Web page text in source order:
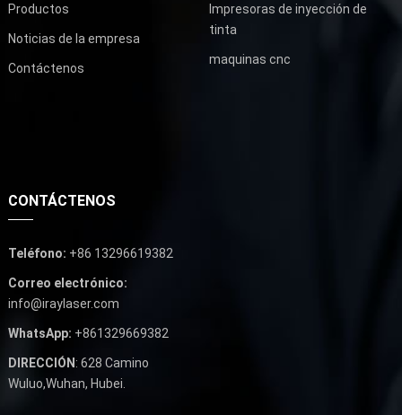
Productos
Noticias de la empresa
Contáctenos
Impresoras de inyección de
tinta
maquinas cnc
CONTÁCTENOS
Teléfono: +86 13296619382
Correo electrónico:
info@iraylaser.com
WhatsApp: +861329669382
DIRECCIÓN : 628 Camino
Wuluo,Wuhan, Hubei.